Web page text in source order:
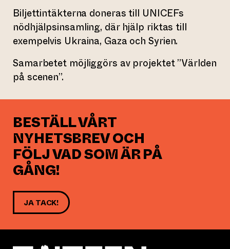
Biljettintäkterna doneras till UNICEFs
nödhjälpsinsamling, där hjälp riktas till
exempelvis Ukraina, Gaza och Syrien.
Samarbetet möjliggörs av projektet ”Världen
på scenen”.
BESTÄLL VÅRT
NYHETSBREV OCH
FÖLJ VAD SOM ÄR PÅ
GÅNG!
JA TACK!